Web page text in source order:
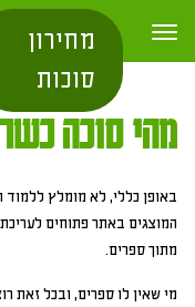
מחירון
סוכות
מהי סוכה
באופן כללי, לא מומלץ
המוצגים באתר פתוחים
מתוך ספרים.
מי שאין לו ספרים, ובכל זאת